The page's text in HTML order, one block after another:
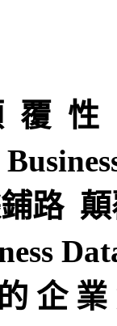
覆 性
路 顛
的 企